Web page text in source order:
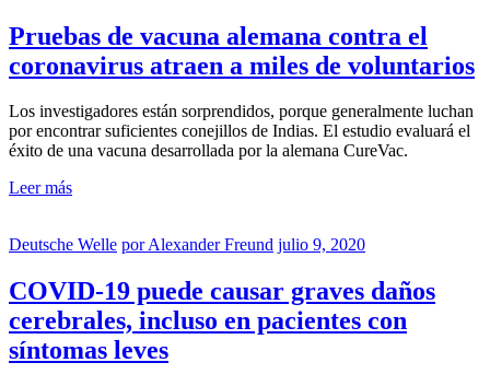
Pruebas de vacuna alemana contra el
coronavirus atraen a miles de voluntarios
Los investigadores están sorprendidos, porque generalmente luchan
por encontrar suficientes conejillos de Indias. El estudio evaluará el
éxito de una vacuna desarrollada por la alemana CureVac.
Leer más
Deutsche Welle porAlexander Freund julio 9, 2020
COVID-19 puede causar graves daños
cerebrales, incluso en pacientes con
síntomas leves